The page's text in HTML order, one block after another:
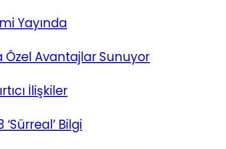
Avantajlar Sunuyor
İlişkiler
Bilgi